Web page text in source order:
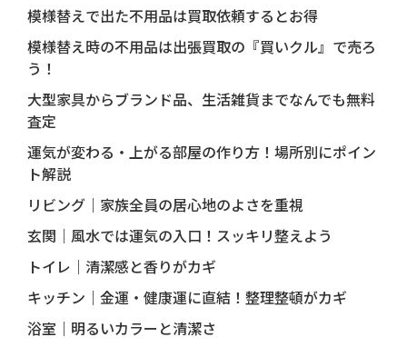
模様替えで出た不用品は買取依頼するとお得
模様替え時の不用品は出張買取の『買いクル』で売ろ
う！
大型家具からブランド品、生活雑貨までなんでも無料
査定
運気が変わる・上がる部屋の作り方！場所別にポイン
ト解説
リビング｜家族全員の居心地のよさを重視
玄関｜風水では運気の入口！スッキリ整えよう
トイレ｜清潔感と香りがカギ
キッチン｜金運・健康運に直結！整理整頓がカギ
浴室｜明るいカラーと清潔さ